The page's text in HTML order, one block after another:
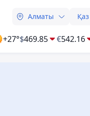
Алматы Қаз
+27°$469.85 €542.16